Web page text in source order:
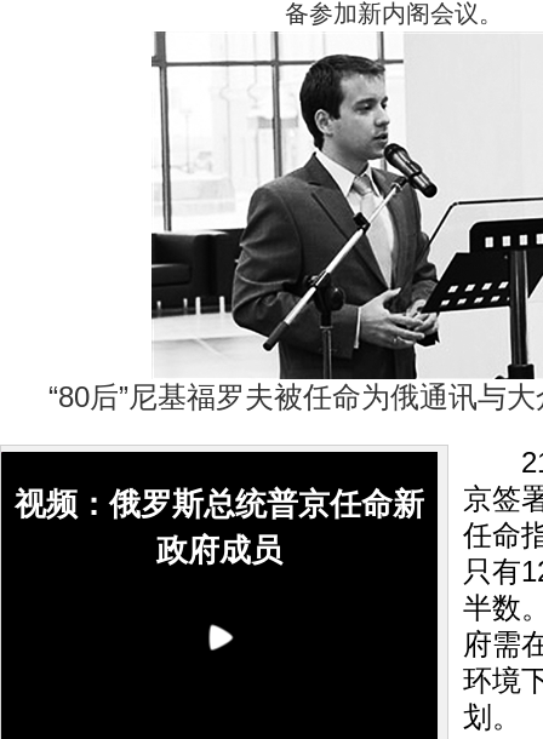
备参加新内阁会议。
“80后”尼基福罗夫被任命为俄通讯与
视频：俄罗斯总统普京任命新
政府成员
21
京签
任命
只有
半数
府需
环境
划。